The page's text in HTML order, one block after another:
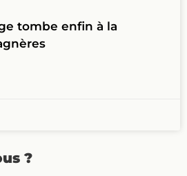
tombe enfin à la
?